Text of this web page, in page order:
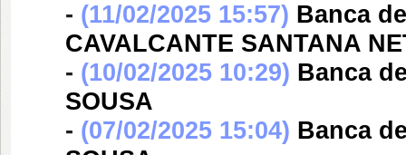
- (11/02/2025 15:57) Banca
CAVALCANTE SANTANA
- (10/02/2025 10:29) Banca
SOUSA
- (07/02/2025 15:04) Banca